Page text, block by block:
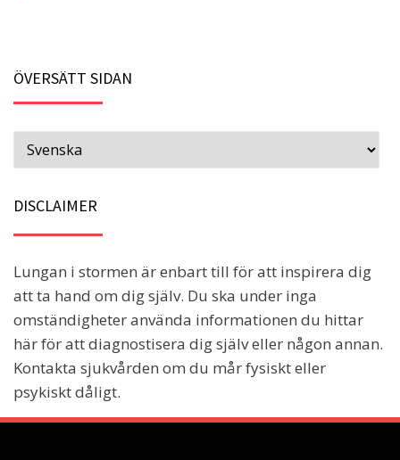
ÖVERSÄTT SIDAN
DISCLAIMER
Lungan i stormen är enbart till för att inspirera dig
att ta hand om dig själv. Du ska under inga
omständigheter använda informationen du hittar
här för att diagnostisera dig själv eller någon annan.
Kontakta sjukvården om du mår fysiskt eller
psykiskt dåligt.